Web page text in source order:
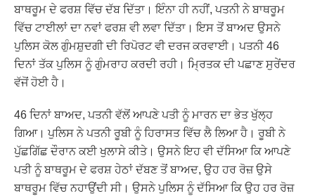
ਬਾਥਰੂਮ ਦੇ ਫਰਸ਼ ਵਿੱਚ ਦੱਬ ਦਿੱਤਾ। ਇੰਨਾ ਹੀ ਨਹੀਂ, ਪਤਨੀ ਨੇ ਬਾਥਰੂਮ
ਵਿੱਚ ਟਾਈਲਾਂ ਦਾ ਨਵਾਂ ਫਰਸ਼ ਵੀ ਲਵਾ ਦਿੱਤਾ। ਇਸ ਤੋਂ ਬਾਅਦ ਉਸਨੇ
ਪੁਲਿਸ ਕੋਲ ਗੁੰਮਸ਼ੁਦਗੀ ਦੀ ਰਿਪੋਰਟ ਵੀ ਦਰਜ ਕਰਵਾਈ। ਪਤਨੀ 46
ਦਿਨਾਂ ਤੱਕ ਪੁਲਿਸ ਨੂੰ ਗੁੰਮਰਾਹ ਕਰਦੀ ਰਹੀ। ਮ੍ਰਿਤਕ ਦੀ ਪਛਾਣ ਸੁਰੇਂਦਰ
ਵੱਜੋਂ ਹੋਈ ਹੈ।
46 ਦਿਨਾਂ ਬਾਅਦ, ਪਤਨੀ ਵੱਲੋਂ ਆਪਣੇ ਪਤੀ ਨੂੰ ਮਾਰਨ ਦਾ ਭੇਤ ਖੁੱਲ੍ਹ
ਗਿਆ। ਪੁਲਿਸ ਨੇ ਪਤਨੀ ਰੂਬੀ ਨੂੰ ਹਿਰਾਸਤ ਵਿੱਚ ਲੈ ਲਿਆ ਹੈ। ਰੂਬੀ ਨੇ
ਪੁੱਛਗਿੱਛ ਦੌਰਾਨ ਕਈ ਖੁਲਾਸੇ ਕੀਤੇ। ਉਸਨੇ ਇਹ ਵੀ ਦੱਸਿਆ ਕਿ ਆਪਣੇ
ਪਤੀ ਨੂੰ ਬਾਥਰੂਮ ਦੇ ਫਰਸ਼ ਹੇਠਾਂ ਦੱਬਣ ਤੋਂ ਬਾਅਦ, ਉਹ ਹਰ ਰੋਜ਼ ਉਸੇ
ਬਾਥਰੂਮ ਵਿੱਚ ਨਹਾਉਂਦੀ ਸੀ। ਉਸਨੇ ਪੁਲਿਸ ਨੂੰ ਦੱਸਿਆ ਕਿ ਉਹ ਹਰ ਰੋਜ਼